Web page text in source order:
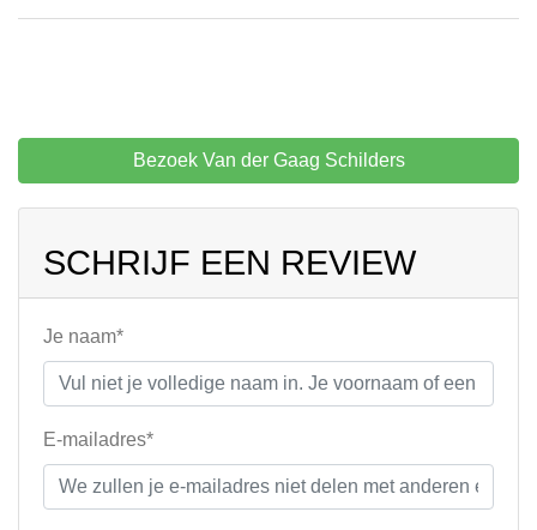
Bezoek Van der Gaag Schilders
SCHRIJF EEN REVIEW
Je naam*
E-mailadres*